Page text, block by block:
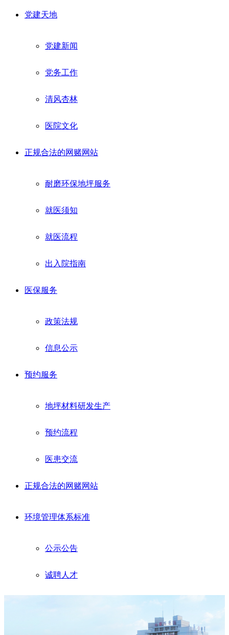
党建天地
党建新闻
党务工作
清风杏林
医院文化
正规合法的网赌网站
耐磨环保地坪服务
就医须知
就医流程
出入院指南
医保服务
政策法规
信息公示
预约服务
地坪材料研发生产
预约流程
医患交流
正规合法的网赌网站
环境管理体系标准
公示公告
诚聘人才